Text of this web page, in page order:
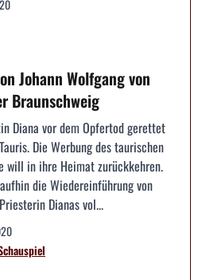
Johann Wolfgang von
Braunschweig
Diana vor dem Opfertod gerettet
Die Werbung des taurischen
will in ihre Heimat zurückkehren.
die Wiedereinführung von
Dianas vol...